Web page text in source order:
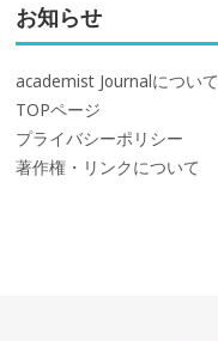
お知らせ
academist Journalについて
TOPページ
プライバシーポリシー
著作権・リンクについて